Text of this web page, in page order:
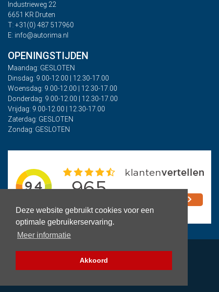
Deze website gebruikt cookies voor een
optimale gebruikerservaring.
Meer informatie
Akkoord
Industrieweg 22
6651 KR Druten
T: +31(0) 487 517960
E: info@autorima.nl
OPENINGSTIJDEN
Maandag: GESLOTEN
Dinsdag: 9.00-12.00 | 12.30-17.00
Woensdag: 9.00-12.00 | 12.30-17.00
Donderdag: 9.00-12.00 | 12.30-17.00
Vrijdag: 9.00-12.00 | 12.30-17.00
Zaterdag: GESLOTEN
Zondag: GESLOTEN
Privacy
Algemene voorwaarden